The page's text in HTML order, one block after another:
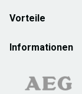
Vorteile
Informationen